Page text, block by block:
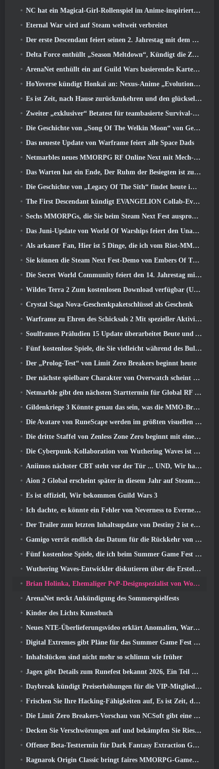
NC hat ein Magical-Girl-Rollenspiel im Anime-inspirierten Kunststil der 90er in Arbeit
Eternal War wird auf Steam weltweit verbreitet
Der erste Descendant feiert seinen 2. Jahrestag mit dem Descendant Fest 2026 Strom
Delta Force enthüllt „Season Meltdown“, Kündigt die Zusammenarbeit mit Rainbow Six Siege an
ArenaNet enthüllt ein auf Guild Wars basierendes Kartenspiel, Nebelgebunden
HoYoverse kündigt Honkai an: Nexus-Anime „Evolutionstest“
Es ist Zeit, nach Hause zurückzukehren und den glückseligen Rückzugsort dort wiederherzustellen, wo sich die Winde treffen
Zweiter „exklusiver“ Betatest für teambasierte Survival-Shooter-Zeitfresser angekündigt
Die Geschichte von „Song Of The Welkin Moon“ von Genshin Impact geht zu Ende.. Auf dem Mond
Das neueste Update von Warframe feiert alle Space Dads
Netmarbles neues MMORPG RF Online Next mit Mech-Thema wird weltweit eingeführt
Das Warten hat ein Ende, Der Ruhm der Besiegten ist zurückgekehrt
Die Geschichte von „Legacy Of The Sith“ findet heute im neuesten Update von SWTOR ihren Abschluss
The First Descendant kündigt EVANGELION Collab-Event an
Sechs MMORPGs, die Sie beim Steam Next Fest ausprobieren können
Das Juni-Update von World Of Warships feiert den Unabhängigkeitstag der USA mit einer neuen Erzählkampagne
Als arkaner Fan, Hier ist 5 Dinge, die ich vom Riot-MMO sehen möchte
Sie können die Steam Next Fest-Demo von Embers Of The Uncrowned Tomorrow vorab herunterladen
Die Secret World Community feiert den 14. Jahrestag mit einem Rätsel, das sie gemeinsam lösen müssen
Wildes Terra 2 Zum kostenlosen Download verfügbar (Und behalten) Für eine begrenzte Zeit
Crystal Saga Nova-Geschenkpaketschlüssel als Geschenk
Warframe zu Ehren des Schicksals 2 Mit spezieller Aktivität und Titel im Spiel
Soulframes Präludien 15 Update überarbeitet Beute und Angeln
Fünf kostenlose Spiele, die Sie vielleicht während des Bullet Fests ausprobieren möchten
Der „Prolog-Test“ von Limit Zero Breakers beginnt heute
Der nächste spielbare Charakter von Overwatch scheint ein überarbeiteter Cyborg-Verbrecherboss zu sein
Netmarble gibt den nächsten Starttermin für Global RF Online bekannt
Gildenkriege 3 Könnte genau das sein, was die MMO-Branche gerade braucht
Die Avatare von RuneScape werden im größten visuellen Update des Spiels der letzten zehn Jahre überarbeitet
Die dritte Staffel von Zenless Zone Zero beginnt mit einer Reise zu einer Bangboo-Insel im Himmel, Und zur Steam-Plattform
Die Cyberpunk-Kollaboration von Wuthering Waves ist genau das, was ich mir von meinen Videospiel-Crossover-Events erwarte
Aniimos nächster CBT steht vor der Tür ... UND, Wir haben ein offizielles Startfenster
Aion 2 Global erscheint später in diesem Jahr auf Steam und Purple
Es ist offiziell, Wir bekommen Guild Wars 3
Ich dachte, es könnte ein Fehler von Neverness to Everness sein, das Porsche Collab Gacha Event so früh zu veranstalten, Aber ich habe mich geirrt
Der Trailer zum letzten Inhaltsupdate von Destiny 2 ist ein Aufschrei
Gamigo verrät endlich das Datum für die Rückkehr von Gloria Victis, Wird es das zweite Mal überleben??
Fünf kostenlose Spiele, die ich beim Summer Game Fest zu sehen hoffe
Wuthering Waves-Entwickler diskutieren über die Erstellung der Lahai-Roi-Mech-Kampfsequenz
Brian Holinka, Ehemaliger PvP-Designspezialist von World Of Warcraft, Tritt dem League Of Legends MMO-Team bei
ArenaNet neckt Ankündigung des Sommerspielfests
Kinder des Lichts Kunstbuch
Neues NTE-Überlieferungsvideo erklärt Anomalien, Warten, Und wie eine „geheime“ Organisation alles verfolgt
Digital Extremes gibt Pläne für das Summer Game Fest bekannt
Inhaltslücken sind nicht mehr so ​​schlimm wie früher
Jagex gibt Details zum Runefest bekannt 2026, Ein Teil der Feierlichkeiten zum 25-jährigen Jubiläum von RuneScape IP
Daybreak kündigt Preiserhöhungen für die VIP-Mitgliedschaft von „Herr der Ringe Online“ an
Frischen Sie Ihre Hacking-Fähigkeiten auf, Es ist Zeit, die Nachtstadt in stürmischen Wellen zu erkunden
Die Limit Zero Breakers-Vorschau von NCSoft gibt eine Vorstellung davon, was Sie vom bevorstehenden Prologue-Test erwarten können
Decken Sie Verschwörungen auf und bekämpfen Sie Riesenkatzen in Ihrer Freizeit im neuesten Update von Where Winds Meet
Offener Beta-Testtermin für Dark Fantasy Extraction Game bekannt gegeben, Nebelfall-Jäger
Ragnarok Origin Classic bringt faires MMORPG-Gameplay zurück und CBT erscheint im Juni 4